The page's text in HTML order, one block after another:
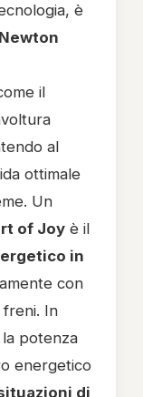
è
il
al
ottimale
Un
of Joy è il
in
con
freni. In
potenza
energetico
di